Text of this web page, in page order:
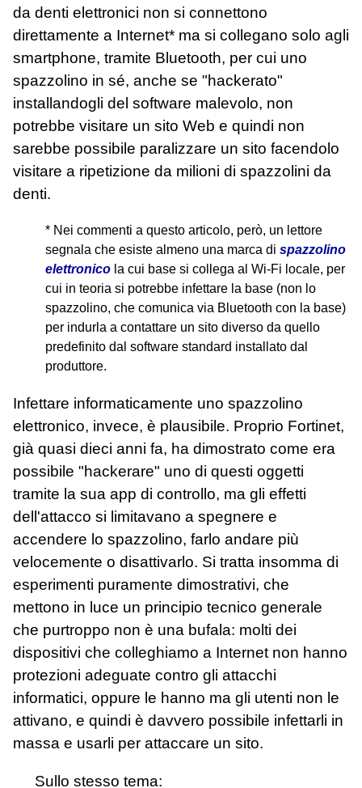
da denti elettronici non si connettono
direttamente a Internet* ma si collegano solo agli
smartphone, tramite Bluetooth, per cui uno
spazzolino in sé, anche se "hackerato"
installandogli del software malevolo, non
potrebbe visitare un sito Web e quindi non
sarebbe possibile paralizzare un sito facendolo
visitare a ripetizione da milioni di spazzolini da
denti.
* Nei commenti a questo articolo, però, un lettore
segnala che esiste almeno una marca di spazzolino
elettronico la cui base si collega al Wi-Fi locale, per
cui in teoria si potrebbe infettare la base (non lo
spazzolino, che comunica via Bluetooth con la base)
per indurla a contattare un sito diverso da quello
predefinito dal software standard installato dal
produttore.
Infettare informaticamente uno spazzolino
elettronico, invece, è plausibile. Proprio Fortinet,
già quasi dieci anni fa, ha dimostrato come era
possibile "hackerare" uno di questi oggetti
tramite la sua app di controllo, ma gli effetti
dell'attacco si limitavano a spegnere e
accendere lo spazzolino, farlo andare più
velocemente o disattivarlo. Si tratta insomma di
esperimenti puramente dimostrativi, che
mettono in luce un principio tecnico generale
che purtroppo non è una bufala: molti dei
dispositivi che colleghiamo a Internet non hanno
protezioni adeguate contro gli attacchi
informatici, oppure le hanno ma gli utenti non le
attivano, e quindi è davvero possibile infettarli in
massa e usarli per attaccare un sito.
Sullo stesso tema: